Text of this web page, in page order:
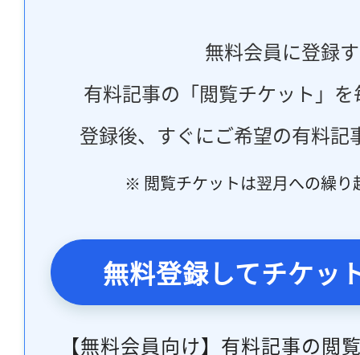
無料会員に登録
有料記事の「閲覧チケット」
登録後、すぐにご希望の有料記
※ 閲覧チケットは翌月への繰り
無料登録してチケッ
【無料会員向け】有料記事の閲